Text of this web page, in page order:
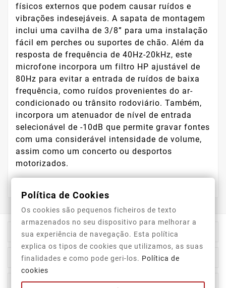
físicos externos que podem causar ruídos e
vibrações indesejáveis. A sapata de montagem
inclui uma cavilha de 3/8” para uma instalação
fácil em perches ou suportes de chão. Além da
resposta de frequência de 40Hz-20kHz, este
microfone incorpora um filtro HP ajustável de
80Hz para evitar a entrada de ruídos de baixa
frequência, como ruídos provenientes do ar-
condicionado ou trânsito rodoviário. Também,
incorpora um atenuador de nível de entrada
selecionável de -10dB que permite gravar fontes
com uma considerável intensidade de volume,
assim como um concerto ou desportos
motorizados.
Informação Da Loja
Top Categorias
A Nossa Empresa 
Política de Cookies
Os cookies são pequenos ficheiros de texto
armazenados no seu dispositivo para melhorar a
sua experiência de navegação. Esta política
explica os tipos de cookies que utilizamos, as suas
finalidades e como pode geri-los. Política de
cookies